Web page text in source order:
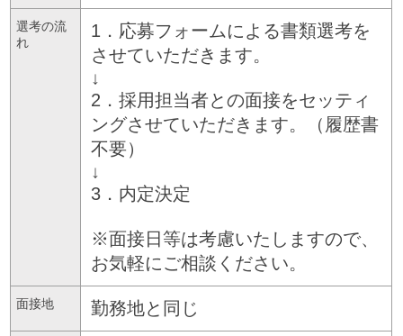
選考の流
れ
1．応募フォームによる書類選考を
させていただきます。
↓
2．採用担当者との面接をセッティ
ングさせていただきます。（履歴書
不要）
↓
3．内定決定
※面接日等は考慮いたしますので、
お気軽にご相談ください。
面接地 勤務地と同じ